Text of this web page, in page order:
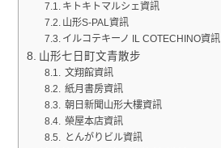
キトキトマルシェ資訊
山形S-PAL資訊
イルコテキーノ IL COTECHINO資訊
山形七日町文青散步
文翔館資訊
紙月書房資訊
朝日新聞山形大樓資訊
榮屋本店資訊
とんがりビル資訊